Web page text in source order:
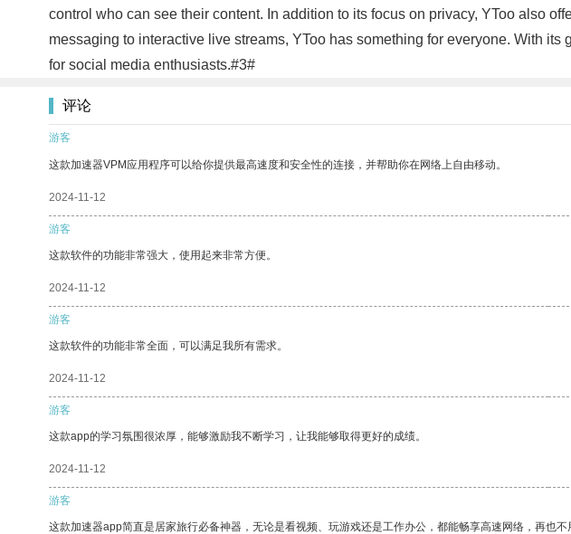
control who can see their content. In addition to its focus on privacy, YToo also
messaging to interactive live streams, YToo has something for everyone. With
for social media enthusiasts.#3#
评论
游客
这款加速器VPM应用程序可以给你提供最高速度和安全性的连接，并帮助你在网络上自由移动。
2024-11-12
游客
这款软件的功能非常强大，使用起来非常方便。
2024-11-12
游客
这款软件的功能非常全面，可以满足我所有需求。
2024-11-12
游客
这款app的学习氛围很浓厚，能够激励我不断学习，让我能够取得更好的成绩。
2024-11-12
游客
这款加速器app简直是居家旅行必备神器，无论是看视频、玩游戏还是工作办公，都能畅享高速网络，再也